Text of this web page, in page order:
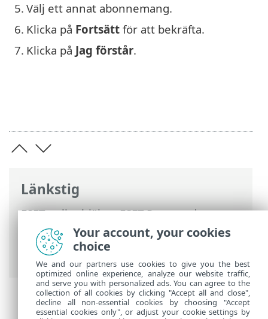
Länkstig
ESET onlinehjälp>ESET Password
Manager
>Produktaktivering> Hantera
Password Manager på ESET HOME-
portalen
5. Välj ett annat abonnemang.
6. Klicka på Fortsätt för att bekräfta.
7. Klicka på Jag förstår.
Your account, your cookies
choice
We and our partners use cookies to give you the best
optimized online experience, analyze our website traffic,
and serve you with personalized ads. You can agree to the
collection of all cookies by clicking "Accept all and close",
decline all non-essential cookies by choosing "Accept
essential cookies only", or adjust your cookie settings by